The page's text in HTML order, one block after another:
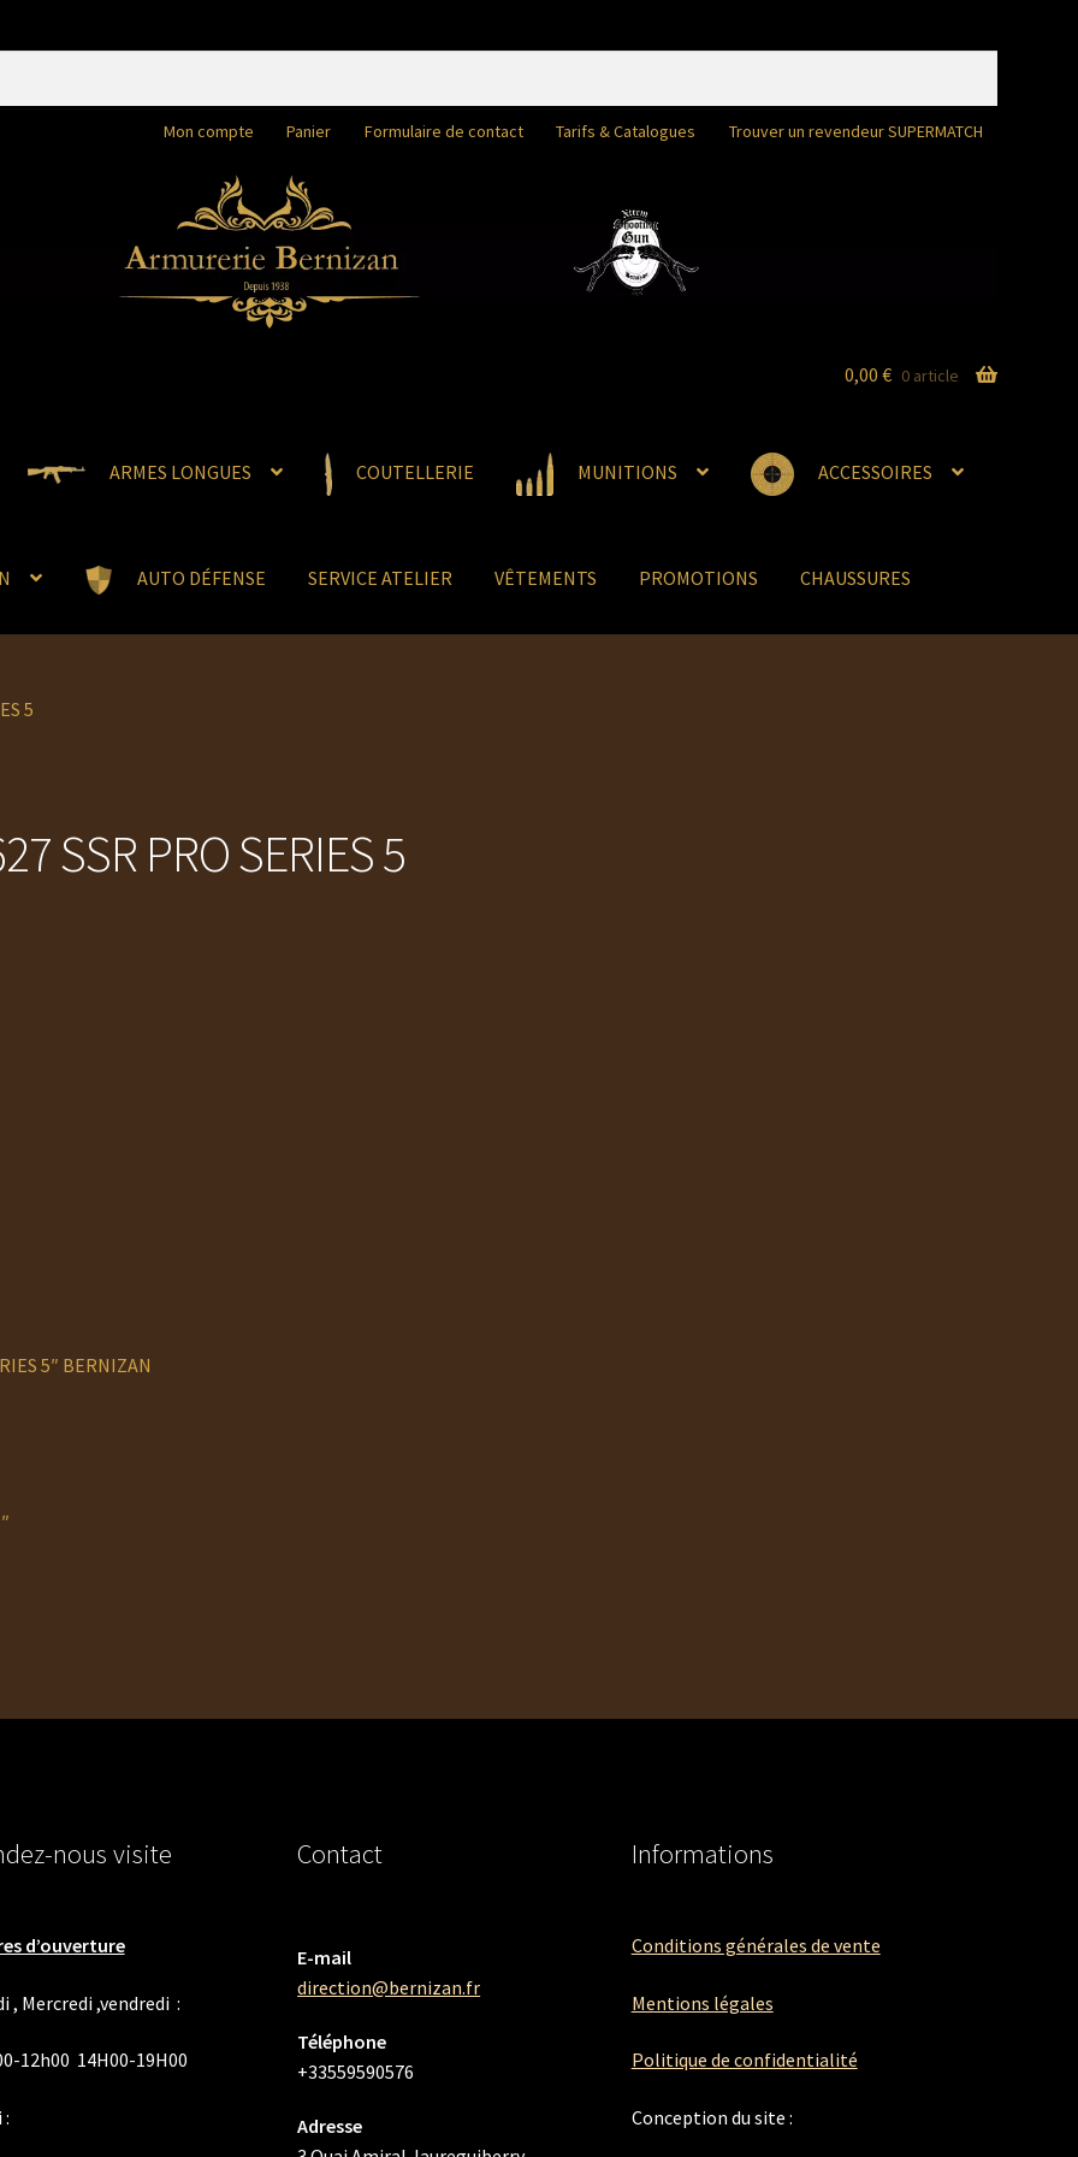
Mon compte Panier Formulaire de contact Tarifs & Catalogues Trouver un revendeur SUPERMATCH
ARMES LONGUES COUTELLERIE MUNITIONS ACCESSOIRES
AUTO DÉFENSE SERVICE ATELIER VÊTEMENTS PROMOTIONS CHAUSSURES
0,00 € 0 article
5
SSR PRO SERIES 5
5″ BERNIZAN
nous visite
d’ouverture
, Mercredi ,vendredi :
12h00 14H00-19H00
:
Contact
E-mail
direction@bernizan.fr
Téléphone
+33559590576
Adresse
Informations
Conditions générales de vente
Mentions légales
Politique de confidentialité
Conception du site :